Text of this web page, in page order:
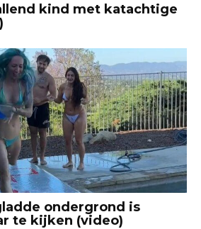
kind met katachtige
ondergrond is
te kijken (video)